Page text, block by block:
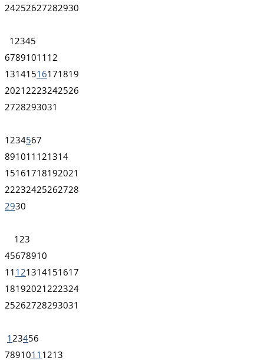
24252627282930
1 2345
67891011 12
13141516171819
2021 2223242526
2728293031
1 234567
891011 121314
15161718192021
22232425262728
2930
1 23
45678910
11 121314151617
18192021 222324
25262728293031
1 23456
7891011 1213